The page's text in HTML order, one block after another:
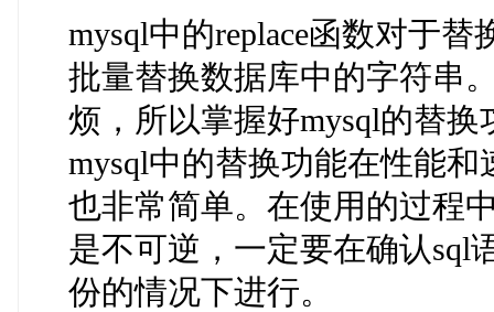
mysql中的replace函数对于
批量替换数据库中的字符串
烦，所以掌握好mysql的替
mysql中的替换功能在性能
也非常简单。在使用的过程
是不可逆，一定要在确认sql
份的情况下进行。